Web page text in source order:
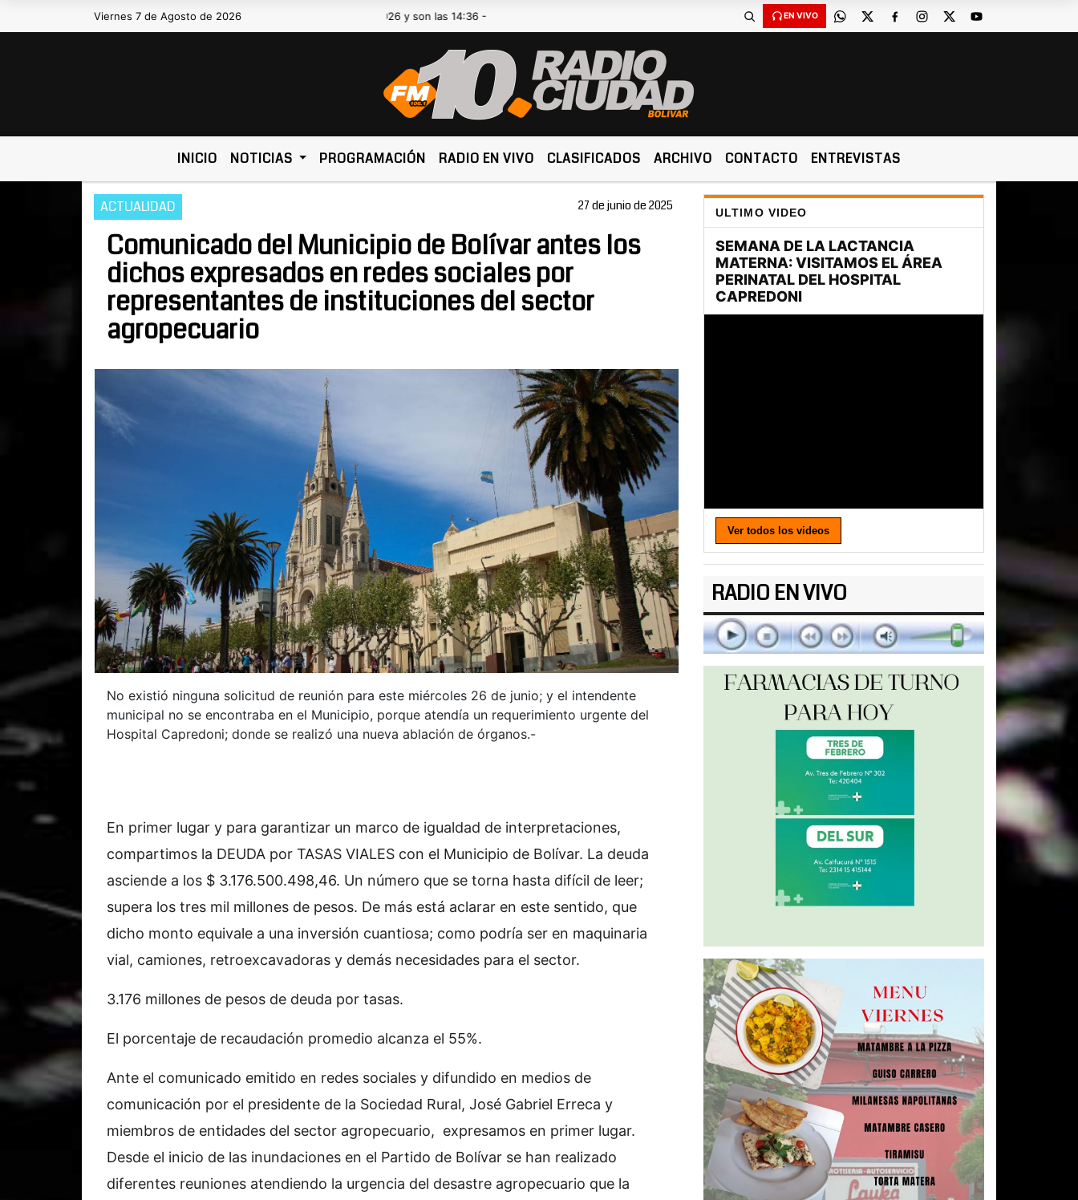
Viernes 7 de Agosto de 2026Hoy es Viernes 7 de Agosto de 2026 y son las 14:36 - EN VIVO
INICIO NOTICIAS PROGRAMACIÓN RADIO EN VIVO CLASIFICADOS ARCHIVO CONTACTO ENTREVISTAS
ACTUALIDAD 27 de junio de 2025
Comunicado del Municipio de Bolívar antes los
dichos expresados en redes sociales por
representantes de instituciones del sector
agropecuario
No existió ninguna solicitud de reunión para este miércoles 26 de junio; y el intendente
municipal no se encontraba en el Municipio, porque atendía un requerimiento urgente del
Hospital Capredoni; donde se realizó una nueva ablación de órganos.-
En primer lugar y para garantizar un marco de igualdad de interpretaciones,
compartimos la DEUDA por TASAS VIALES con el Municipio de Bolívar. La deuda
asciende a los $ 3.176.500.498,46. Un número que se torna hasta difícil de leer;
supera los tres mil millones de pesos. De más está aclarar en este sentido, que
dicho monto equivale a una inversión cuantiosa; como podría ser en maquinaria
vial, camiones, retroexcavadoras y demás necesidades para el sector.
3.176 millones de pesos de deuda por tasas.
El porcentaje de recaudación promedio alcanza el 55%.
Ante el comunicado emitido en redes sociales y difundido en medios de
comunicación por el presidente de la Sociedad Rural, José Gabriel Erreca y
miembros de entidades del sector agropecuario, expresamos en primer lugar.
Desde el inicio de las inundaciones en el Partido de Bolívar se han realizado
diferentes reuniones atendiendo la urgencia del desastre agropecuario que la
ULTIMO VIDEO
Ver todos los videos
RADIO EN VIVO